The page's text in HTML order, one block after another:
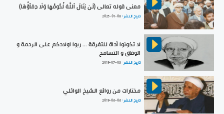
معنى قوله تعالى (لَن يَنَالَ ٱللَّهَ لُحُومُهَا وَلَا دِمَآؤُهَا)
تاريخ النشر :2025-01-08
لا تكونوا أداة للتفرقة ... ربوا اولادكم على الرحمة و
الوفاق و التسامح
تاريخ النشر :2019-07-03
مختارات من روائع الشيخ الوائلي
تاريخ النشر :2019-06-06